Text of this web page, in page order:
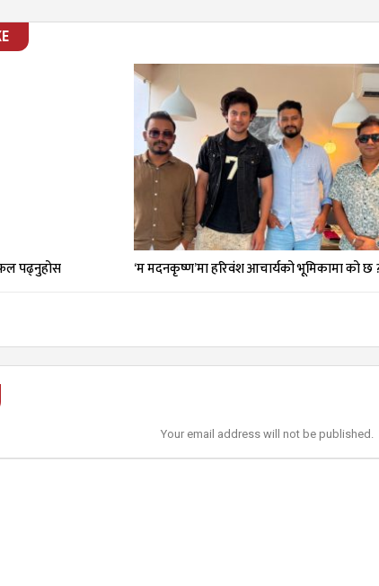
पढ्नुहोस ‘म मदनकृष्ण’मा हरिवंश आचार्यको भूमिकामा को छ
Your email address will not be published.